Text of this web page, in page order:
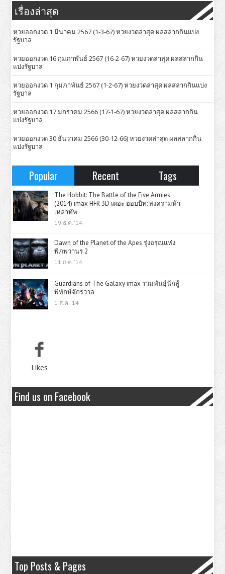
เรื่องล่าสุด
หวยออกงวด 1 มีนาคม 2567 (1-3-67) หวยงวดล่าสุด ผลสลากกินแบ่ง
รัฐบาล
หวยออกงวด 16 กุมภาพันธ์ 2567 (16-2-67) หวยงวดล่าสุด ผลสลากกิน
แบ่งรัฐบาล
หวยออกงวด 1 กุมภาพันธ์ 2567 (1-2-67) หวยงวดล่าสุด ผลสลากกินแบ่ง
รัฐบาล
หวยออกงวด 17 มกราคม 2566 (17-1-67) หวยงวดล่าสุด ผลสลากกิน
แบ่งรัฐบาล
หวยออกงวด 30 ธันวาคม 2566 (30-12-66) หวยงวดล่าสุด ผลสลากกิน
แบ่งรัฐบาล
Popular Recent Tags
The Hobbit: The Battle of the Five Armies
(2014) imax HFR 3D เดอะ ฮอบบิท: สงครามห้า
เหล่าทัพ
19 ธ.ค. '14
Dawn of the Planet of the Apes รุ่งอรุณแห่ง
พิภพวานร 2
11 ก.ค. '14
Guardians of The Galaxy imax รวมพันธุ์นักสู้
พิทักษ์จักรวาล
1 ส.ค. '14
Likes
Find us on Facebook
Top Posts & Pages